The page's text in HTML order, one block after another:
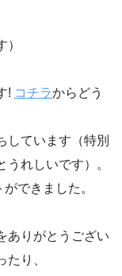
! コチラからどう
しています（特別
れしいです）。
できました。
ありがとうござい
り、